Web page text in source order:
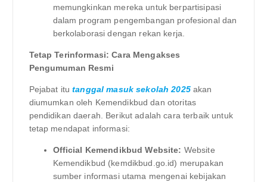
memungkinkan mereka untuk berpartisipasi
dalam program pengembangan profesional dan
berkolaborasi dengan rekan kerja.
Tetap Terinformasi: Cara Mengakses
Pengumuman Resmi
Pejabat itutanggal masuk sekolah 2025akan
diumumkan oleh Kemendikbud dan otoritas
pendidikan daerah. Berikut adalah cara terbaik untuk
tetap mendapat informasi:
Official Kemendikbud Website: Website
Kemendikbud (kemdikbud.go.id) merupakan
sumber informasi utama mengenai kebijakan